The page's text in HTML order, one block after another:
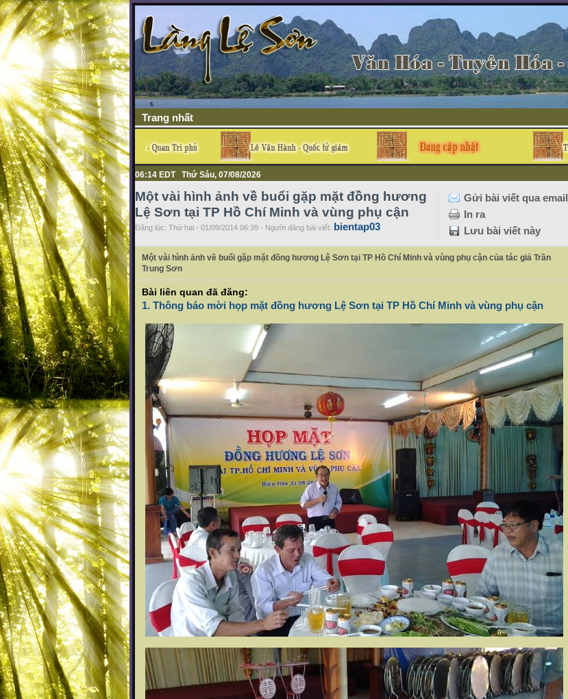
Trang nhất
06:14 EDT Thứ Sáu, 07/08/2026
Gửi bài viết qua email
In ra
Lưu bài viết này
Một vài hình ảnh về buổi gặp mặt đồng hương
Lệ Sơn tại TP Hồ Chí Minh và vùng phụ cận
Đăng lúc: Thứ hai - 01/09/2014 06:39 - Người đăng bài viết: bientap03
Một vài hình ảnh về buổi gặp mặt đồng hương Lệ Sơn tại TP Hồ Chí Minh và vùng phụ cận của tác giả Trần
Trung Sơn
Bài liên quan đã đăng:
1. Thông báo mời họp mặt đồng hương Lệ Sơn tại TP Hồ Chí Minh và vùng phụ cận